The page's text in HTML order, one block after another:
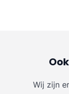
Wij zijn